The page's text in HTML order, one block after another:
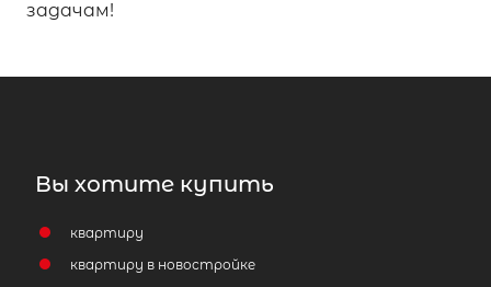
задачам!
Вы хотите купить
квартиру
квартиру в новостройке